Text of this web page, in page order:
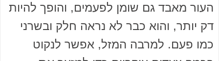
העור מאבד גם שומן לפעמים, והופך להיות
דק יותר, והוא כבר לא נראה חלק ובשרני
כמו פעם. למרבה המזל, אפשר לנקוט